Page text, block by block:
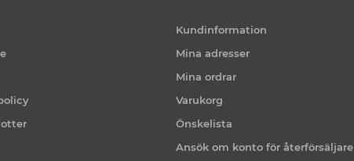
Kundinformation
Mina adresser
Mina ordrar
Varukorg
Önskelista
Ansök om konto för återförsäljare